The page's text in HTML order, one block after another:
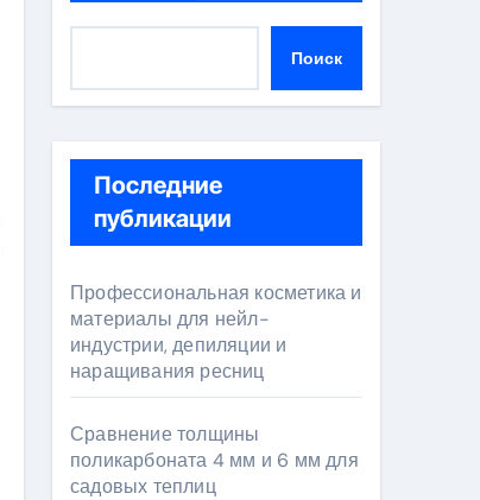
Поиск
Последние
публикации
Профессиональная косметика и
материалы для нейл-
индустрии, депиляции и
наращивания ресниц
Сравнение толщины
поликарбоната 4 мм и 6 мм для
садовых теплиц